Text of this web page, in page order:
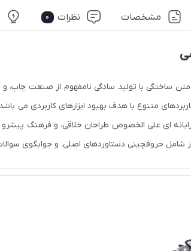
مشخصات نظرات 0
ساختگی با تولید سادگی نامفهوم از صنعت چاپ،
کاربردهای متنوع با هدف بهبود ابزارهای کاربردی
ای علی الخصوص طراحان خلاقی، و فرهنگ
شامل حروفچینی دستاوردهای اصلی، و جوابگوی